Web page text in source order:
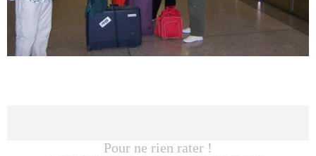
Pour ne rien rater !